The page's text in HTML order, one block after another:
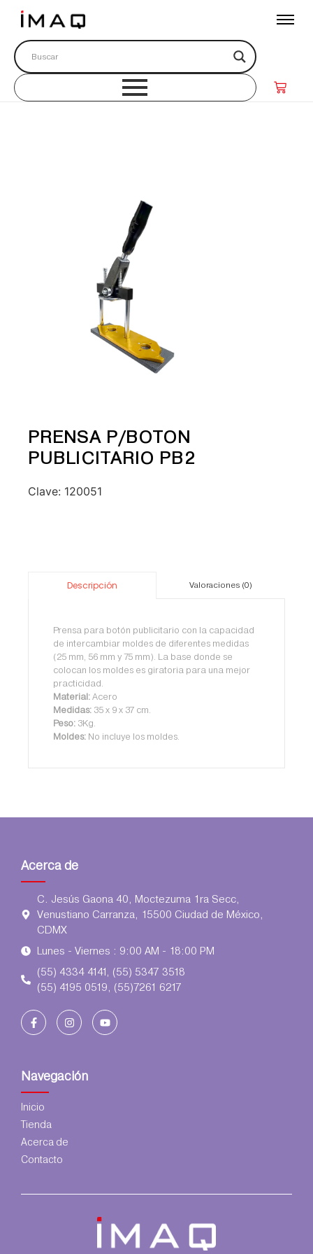
PRENSA P/BOTON
PUBLICITARIO PB2
Clave: 120051
Descripción Valoraciones (0)
Prensa para botón publicitario con la capacidad
de intercambiar moldes de diferentes medidas
(25 mm, 56 mm y 75 mm). La base donde se
colocan los moldes es giratoria para una mejor
practicidad.
Material: Acero
Medidas: 35 x 9 x 37 cm.
Peso: 3Kg.
Moldes: No incluye los moldes.
Acerca de
C. Jesús Gaona 40, Moctezuma 1ra Secc,
Venustiano Carranza, 15500 Ciudad de México,
CDMX
Lunes - Viernes : 9:00 AM - 18:00 PM
(55) 4334 4141, (55) 5347 3518
(55) 4195 0519, (55)7261 6217
Navegación
Inicio
Tienda
Acerca de
Contacto